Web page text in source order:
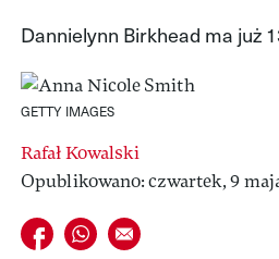
Dannielynn Birkhead ma już
GETTY IMAGES
Rafał Kowalski
Opublikowano: czwartek, 9
Udostępnij na facebook
Udostępnij na whatsapp
E-mail do przyjaciela